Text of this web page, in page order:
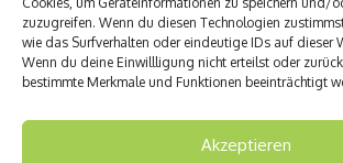
zuzugreifen. Wenn du diesen Technologien
wie das Surfverhalten oder eindeutige IDs auf dieser
Wenn du deine Einwillligung nicht erteilst oder
bestimmte Merkmale und Funktionen beeinträchtigt
Akzeptieren
zählt zu den führenden
Medizinern im Südwesten
Deutschlands, er ist Autor